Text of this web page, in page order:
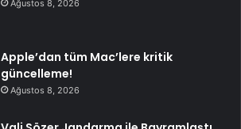
Ağustos 8, 2026
Apple’dan tüm Mac’lere kritik
güncelleme!
Ağustos 8, 2026